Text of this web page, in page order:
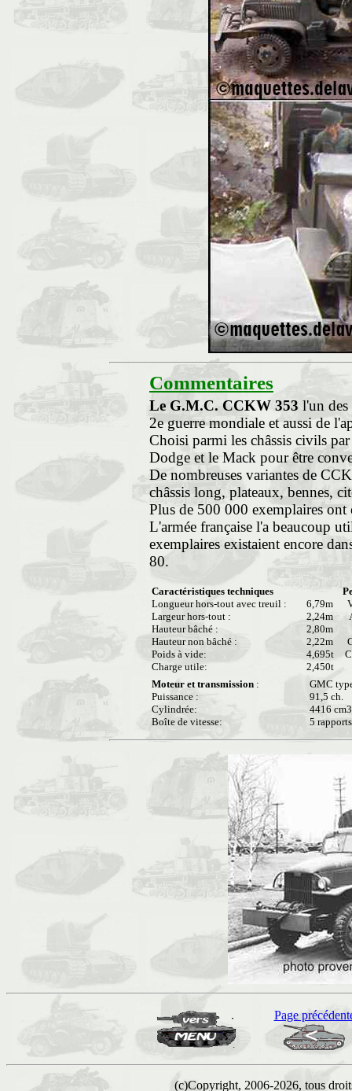
Commentaires
Le G.M.C. CCKW 353 l'un des
2e guerre mondiale et aussi de
Choisi parmi les châssis civils
Dodge et le Mack pour être
De nombreuses variantes de
châssis long, plateaux, bennes,
Plus de 500 000 exemplaires
L'armée française l'a beaucoup
exemplaires existaient encore
80.
Caractéristiques techniques
Longueur hors-tout avec treuil :
Largeur hors-tout :
Hauteur bâché :
Hauteur non bâché :
Poids à vide:
Charge utile:
6,79m
2,24m
2,80m
2,22m
4,695t
2,450t
Moteur et transmission :
Puissance :
Cylindrée:
Boîte de vitesse:
GMC
91,5 ch.
4416 cm3
5
Page
(c)Copyright, 2006-2026, tous